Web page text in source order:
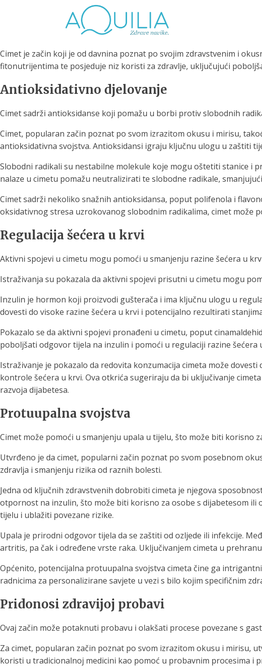
Cimet je začin koji je od davnina poznat po svojim zdravstvenim i
fitonutrijentima te posjeduje niz koristi za zdravlje, uključujući
Antioksidativno djelovanje
Cimet sadrži antioksidanse koji pomažu u borbi protiv slobodnih
Cimet, popularan začin poznat po svom izrazitom okusu i mirisu,
antioksidativna svojstva. Antioksidansi igraju ključnu ulogu u zaštiti
Slobodni radikali su nestabilne molekule koje mogu oštetiti stanice i
nalaze u cimetu pomažu neutralizirati te slobodne radikale,
Cimet sadrži nekoliko snažnih antioksidansa, poput polifenola i
oksidativnog stresa uzrokovanog slobodnim radikalima, cimet može
Regulacija šećera u krvi
Aktivni spojevi u cimetu mogu pomoći u smanjenju razine šećera u
Istraživanja su pokazala da aktivni spojevi prisutni u cimetu mogu
Inzulin je hormon koji proizvodi gušterača i ima ključnu ulogu u
dovesti do visoke razine šećera u krvi i potencijalno rezultirati
Pokazalo se da aktivni spojevi pronađeni u cimetu, poput
poboljšati odgovor tijela na inzulin i pomoći u regulaciji razine šećera
Istraživanje je pokazalo da redovita konzumacija cimeta može
kontrole šećera u krvi. Ova otkrića sugeriraju da bi uključivanje
razvoja dijabetesa.
Protuupalna svojstva
Cimet može pomoći u smanjenju upala u tijelu, što može biti korisno
Utvrđeno je da cimet, popularni začin poznat po svom posebnom
zdravlja i smanjenju rizika od raznih bolesti.
Jedna od ključnih zdravstvenih dobrobiti cimeta je njegova
otpornost na inzulin, što može biti korisno za osobe s dijabetesom ili
tijelu i ublažiti povezane rizike.
Upala je prirodni odgovor tijela da se zaštiti od ozljede ili infekcije.
artritis, pa čak i određene vrste raka. Uključivanjem cimeta u
Općenito, potencijalna protuupalna svojstva cimeta čine ga
radnicima za personalizirane savjete u vezi s bilo kojim specifičnim
Pridonosi zdravijoj probavi
Ovaj začin može potaknuti probavu i olakšati procese povezane s
Za cimet, popularan začin poznat po svom izrazitom okusu i mirisu,
koristi u tradicionalnoj medicini kao pomoć u probavnim procesima i
Tuš glave
tuširanje
Vrčevi za filtriranje
Potpuno prijenosno rješenje
za sigurnu i čistu vodu za piće
Boce za
Potpuno
za sigurnu i čistu